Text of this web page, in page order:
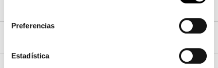
Preferencias
Estadística